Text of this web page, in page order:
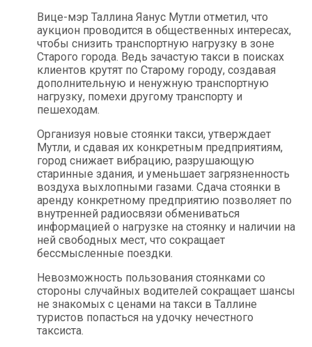
Вице-мэр Таллина Яанус Мутли отметил, что
аукцион проводится в общественных интересах,
чтобы снизить транспортную нагрузку в зоне
Старого города. Ведь зачастую такси в поисках
клиентов крутят по Старому городу, создавая
дополнительную и ненужную транспортную
нагрузку, помехи другому транспорту и
пешеходам.
Организуя новые стоянки такси, утверждает
Мутли, и сдавая их конкретным предприятиям,
город снижает вибрацию, разрушающую
старинные здания, и уменьшает загрязненность
воздуха выхлопными газами. Сдача стоянки в
аренду конкретному предприятию позволяет по
внутренней радиосвязи обмениваться
информацией о нагрузке на стоянку и наличии на
ней свободных мест, что сокращает
бессмысленные поездки.
Невозможность пользования стоянками со
стороны случайных водителей сокращает шансы
не знакомых с ценами на такси в Таллине
туристов попасться на удочку нечестного
таксиста.